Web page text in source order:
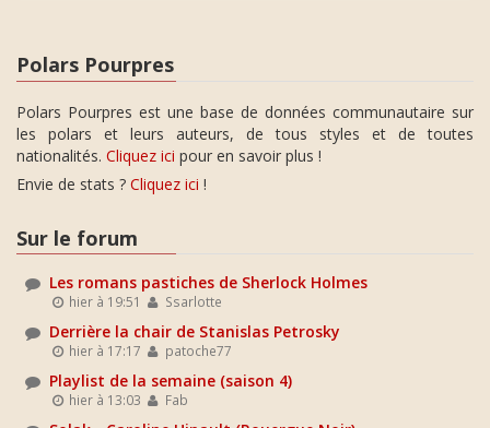
Polars Pourpres
Polars Pourpres est une base de données communautaire sur
les polars et leurs auteurs, de tous styles et de toutes
nationalités. Cliquez ici pour en savoir plus !
Envie de stats ? Cliquez ici !
Sur le forum
Les romans pastiches de Sherlock Holmes
hier à 19:51 Ssarlotte
Derrière la chair de Stanislas Petrosky
hier à 17:17 patoche77
Playlist de la semaine (saison 4)
hier à 13:03 Fab